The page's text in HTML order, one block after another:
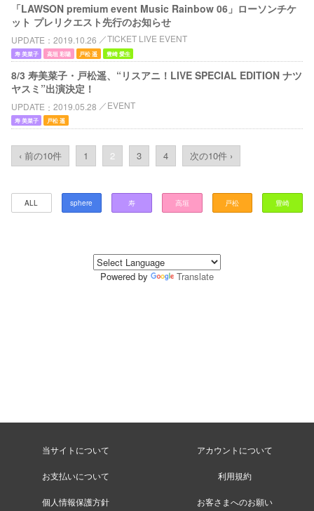
「LAWSON premium event Music Rainbow 06」ローソンチケ
ット プレリクエスト先行のお知らせ
UPDATE 2019.10.26 TICKET LIVE EVENT
寿 美菜子 高垣 彩陽 戸松 遥 豊崎 愛生
8/3 寿美菜子・戸松遥、“リスアニ！LIVE SPECIAL EDITION ナツ
ヤスミ”出演決定！
UPDATE 2019.05.28 EVENT
寿 美菜子 戸松 遥
‹ 前の10件 1 2 3 4 次の10件 ›
ALL sphere 寿 高垣 戸松 豊崎
Powered by Translate
当サイトについて アカウントについて
お支払いについて 利用規約
個人情報保護方針 お客さまへのお願い